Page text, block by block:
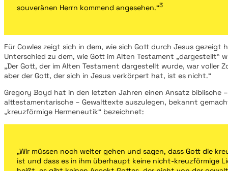
souveränen Herrn kommend angesehen.“3
Für Cowles zeigt sich in dem, wie sich Gott durch Jesus gezeigt
Unterschied zu dem, wie Gott im Alten Testament „dargestellt“
„Der Gott, der im Alten Testament dargestellt wurde, war voller
aber der Gott, der sich in Jesus verkörpert hat, ist es nicht.“
Gregory Boyd hat in den letzten Jahren einen Ansatz biblische
alttestamentarische – Gewalttexte auszulegen, bekannt
„kreuzförmige Hermeneutik“ bezeichnet:
„Wir müssen noch weiter gehen und sagen, dass Gott die
ist und dass es in ihm überhaupt keine nicht-kreuzförmige